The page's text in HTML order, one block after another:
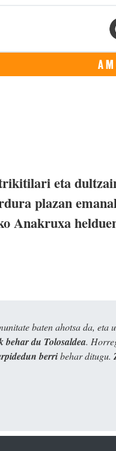
eta
plazan
Anakruxa
baten ahotsa da, eta
behar du Tolosaldea.
berribehar ditugu.